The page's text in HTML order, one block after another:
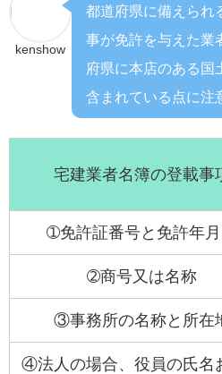
kenshow
都道府県に備えられ
事が免許を与えた業
府県に本店のある国
含まれている点に注
宅建業者名簿の登載事
➀免許証番号と免許年月
➁商号又は名称
③事務所の名称と所在
④法人の場合、役員の氏名